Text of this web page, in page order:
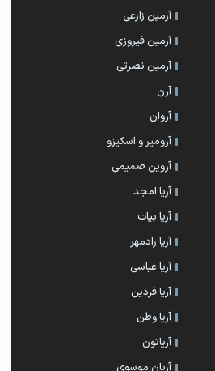
آرمین زارعی
آرمین فیروزی
آرمین نصرتی
آرن
آروان
آرومیر و اسکیزو
آروین صمیمی
آریا امجد
آریا بیات
آریا رادمهر
آریا عباسی
آریا فردین
آریا وطن
آریاتون
آریان موسوی